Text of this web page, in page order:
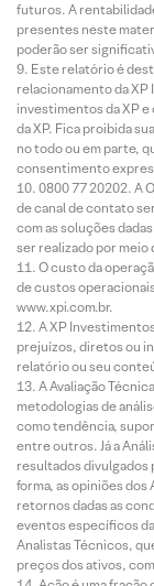
futuros. A
presentes neste
poderão ser
Este relatório é
relacionamento da
investimentos da XP
da XP. Fica proibida
no todo ou em parte,
consentimento
0800 77 20202. A
de canal de contato
com as soluções
ser realizado por meio
O custo da
de custos
www.xpi.com.br.
A XP
prejuízos, diretos ou
relatório ou seu
A Avaliação
metodologias de
como tendência,
entre outros. Já a
resultados divulgados
forma, as opiniões
retornos dadas as
eventos específicos
Analistas Técnicos,
preços dos ativos,